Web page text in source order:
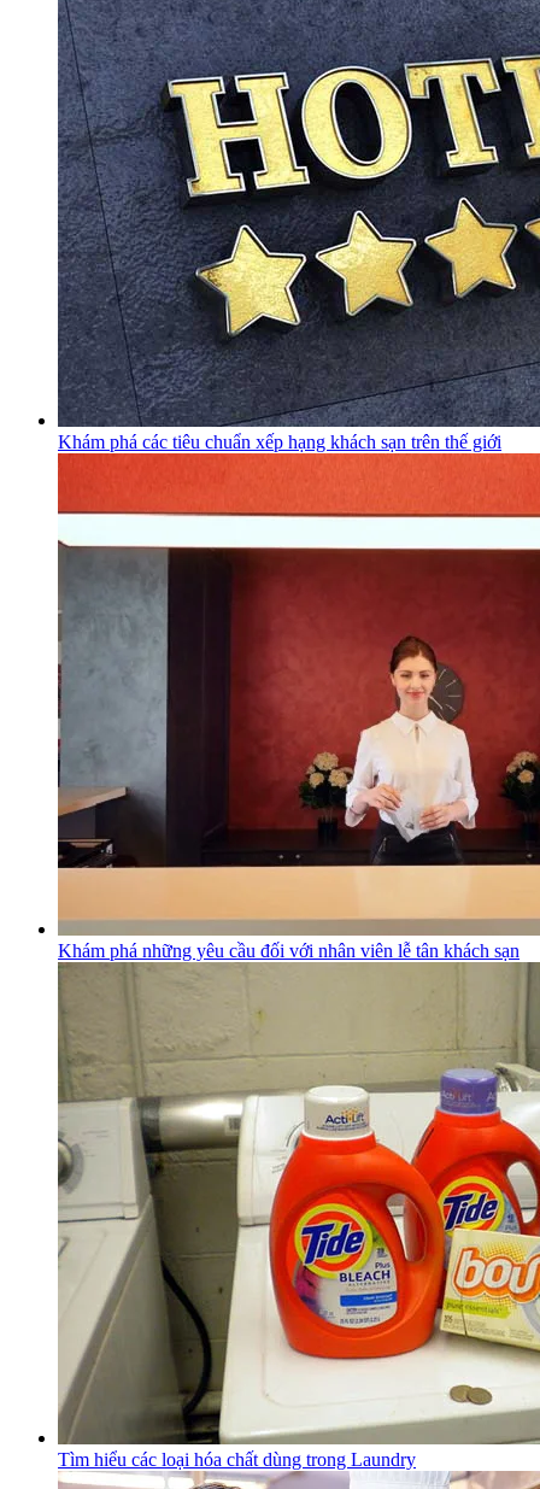
Khám phá các tiêu chuẩn xếp hạng khách sạn trên thế giới
Khám phá những yêu cầu đối với nhân viên lễ tân khách sạn
Tìm hiểu các loại hóa chất dùng trong Laundry